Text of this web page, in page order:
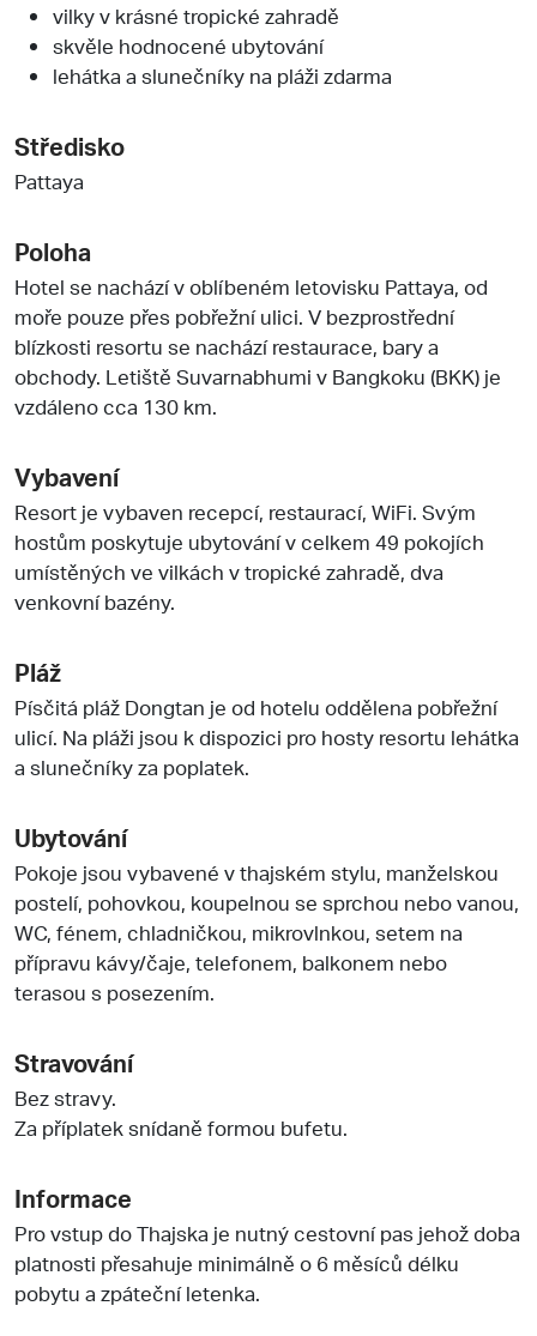
vilky v krásné tropické zahradě
skvěle hodnocené ubytování
lehátka a slunečníky na pláži zdarma
Středisko
Pattaya
Poloha
Hotel se nachází v oblíbeném letovisku Pattaya, od
moře pouze přes pobřežní ulici. V bezprostřední
blízkosti resortu se nachází restaurace, bary a
obchody. Letiště Suvarnabhumi v Bangkoku (BKK) je
vzdáleno cca 130 km.
Vybavení
Resort je vybaven recepcí, restaurací, WiFi. Svým
hostům poskytuje ubytování v celkem 49 pokojích
umístěných ve vilkách v tropické zahradě, dva
venkovní bazény.
Pláž
Písčitá pláž Dongtan je od hotelu oddělena pobřežní
ulicí. Na pláži jsou k dispozici pro hosty resortu lehátka
a slunečníky za poplatek.
Ubytování
Pokoje jsou vybavené v thajském stylu, manželskou
postelí, pohovkou, koupelnou se sprchou nebo vanou,
WC, fénem, chladničkou, mikrovlnkou, setem na
přípravu kávy/čaje, telefonem, balkonem nebo
terasou s posezením.
Stravování
Bez stravy.
Za příplatek snídaně formou bufetu.
Informace
Pro vstup do Thajska je nutný cestovní pas jehož doba
platnosti přesahuje minimálně o 6 měsíců délku
pobytu a zpáteční letenka.